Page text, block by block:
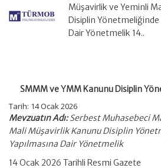
Müşavirlik ve Yeminli
Disiplin Yönetmeliğinde
Dair Yönetmelik 14..
SMMM ve YMM Kanunu Disiplin
Tarih: 14 Ocak 2026
Mevzuatın Adı:Serbest Muhasebeci
Mali Müşavirlik Kanunu Disiplin
Yapılmasına Dair Yönetmelik
14 Ocak 2026 Tarihli Resmi Gazete